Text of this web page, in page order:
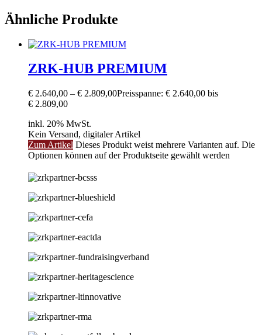
Ähnliche Produkte
ZRK-HUB PREMIUM
€ 2.640,00 – € 2.809,00Preisspanne: € 2.640,00 bis
€ 2.809,00
inkl. 20% MwSt.
Kein Versand, digitaler Artikel
Zum Artikel Dieses Produkt weist mehrere Varianten auf. Die
Optionen können auf der Produktseite gewählt werden